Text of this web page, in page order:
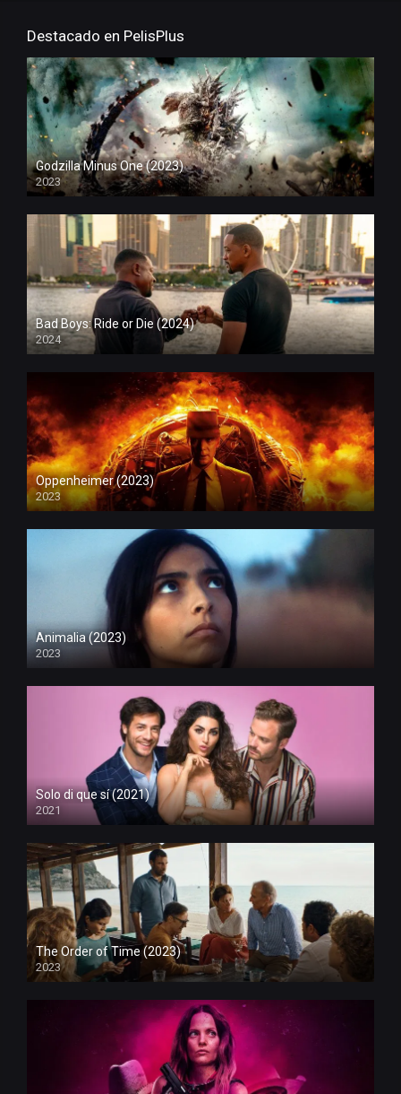
Destacado en PelisPlus
Godzilla Minus One (2023)
2023
Bad Boys: Ride or Die (2024)
2024
Oppenheimer (2023)
2023
Animalia (2023)
2023
Solo di que sí (2021)
2021
The Order of Time (2023)
2023